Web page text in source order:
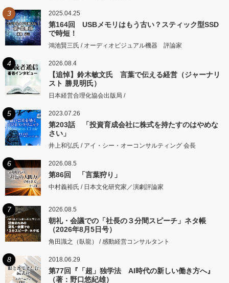
3 2025.04.25
第164回 USBメモリはもう古い？スティック型SSD
で時短！
鴻池賢三氏 / オーディオビジュアル機器 評論家
4 2026.08.4
【追悼】鈴木敏文氏 言葉で伝える経営（ジャーナリ
スト 勝見明氏）
日本経営合理化協会出版局 /
5 2023.07.26
第203話 「投資育成会社に株式を持たすのはやめな
さい」
井上和弘氏 / アイ・シー・オーコンサルティング 会長
6 2026.08.5
第86回 「言葉狩り」
中村義裕氏 / 日本文化研究家／演劇評論家
7 2026.08.5
朝礼・会議での「社長の３分間スピーチ」ネタ帳
（2026年8月5日号）
角田識之（臥龍） / 感動経営コンサルタント
8 2018.06.29
第77回『「超」独学法 AI時代の新しい働き方へ』
（著：野口悠紀雄）